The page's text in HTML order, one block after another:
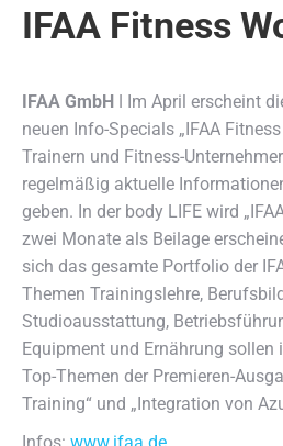
IFAA Fitness
IFAA GmbH ǀ Im April erscheint
neuen Info-Specials „IFAA Fitness
Trainern und Fitness-
regelmäßig aktuelle
geben. In der body LIFE wird
zwei Monate als Beilage
sich das gesamte Portfolio der
Themen Trainingslehre,
Studioausstattung,
Equipment und Ernährung sollen
Top-Themen der Premieren-
Training“ und „Integration von